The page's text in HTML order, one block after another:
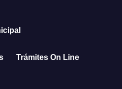
Trámites On Line